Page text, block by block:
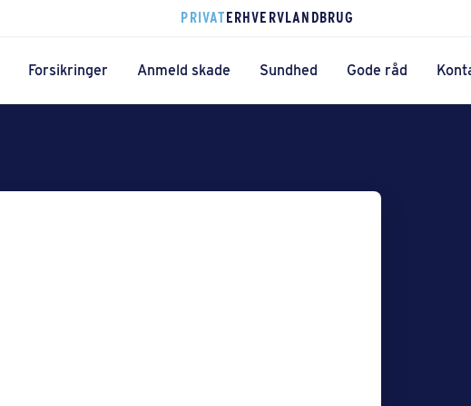
PRIVATERHVERVLANDBRUG
Forsikringer Anmeld skade Sundhed Gode råd